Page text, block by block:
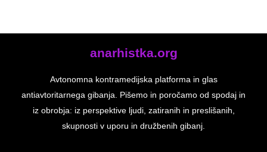
anarhistka.org
Avtonomna kontramedijska platforma in glas
antiavtoritarnega gibanja. Pišemo in poročamo od spodaj in
iz obrobja: iz perspektive ljudi, zatiranih in preslišanih,
skupnosti v uporu in družbenih gibanj.